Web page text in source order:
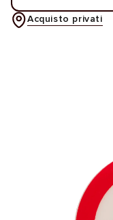
Acquisto privati